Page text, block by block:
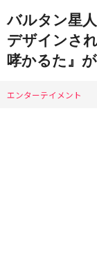
バルタン星
デザインさ
哮かるた』
エンターテイメント